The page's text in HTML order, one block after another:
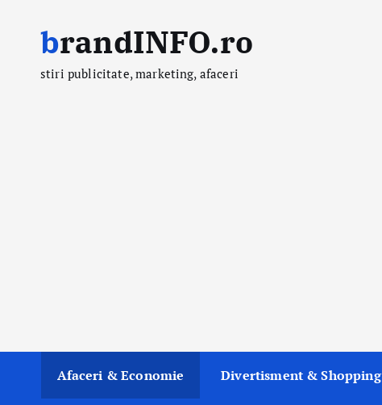
brandINFO.ro
stiri publicitate, marketing, afaceri
Afaceri & Economie Divertisment & Shopping